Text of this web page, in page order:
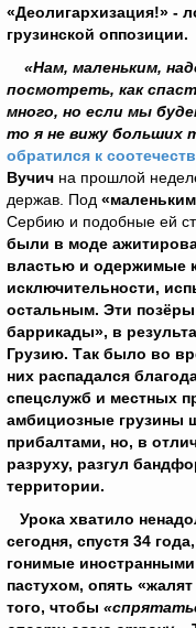
«Деолигархизация!» -
грузинской оппозиции.
«Нам, маленьким,
посмотреть, как
много, но если мы
то я не вижу больших
обратился к
Вучич на прошлой
держав. Под
Сербию и подобные ей
были в моде
властью и одержимые
исключительности,
остальным. Эти
баррикады», в
Грузию. Так было во
них распадался
спецслужб и местных
амбициозные грузины
прибалтами, но, в
разруху, разгул
территории.
Урока хватило
сегодня, спустя 34
гонимые
пастухом, опять
того, чтобы